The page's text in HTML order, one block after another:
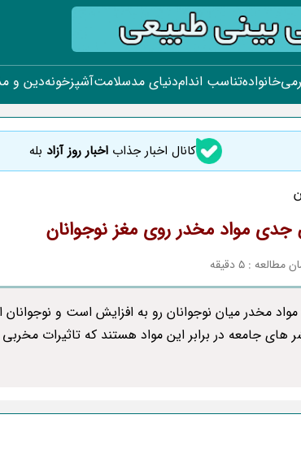
خانوادهتناسب اندامدنیای مدسلامتآشپزخونهدین و
کانال اخبار جذاب اخبار روز آزاد بله
جدی مواد مخدر روی مغز نوجوانان
مطالعه : 5 دقیقه
مخدر میان نوجوانان رو به افزایش است و نوجوانان
جامعه در برابر این مواد هستند که تاثیرات مخربی